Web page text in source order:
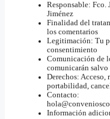
Responsable: Fco.
Jiménez
Finalidad del
los comentarios
Legitimación: Tu
consentimiento
Comunicación de
comunicarán
Derechos:
portabilidad,
Contacto:
Información